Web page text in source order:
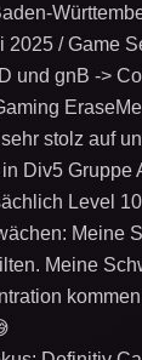
2025 / Game
und gnB ->
EraseMe
stolz auf
Div5
Level
Meine
Meine